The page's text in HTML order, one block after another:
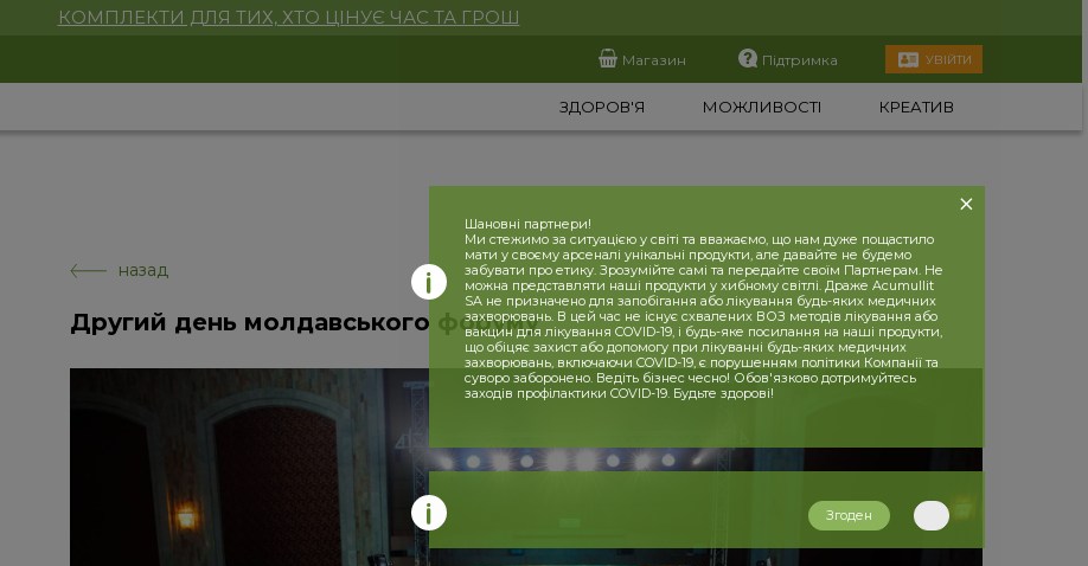
КОМПЛЕКТИ ДЛЯ ТИХ, ХТО ЦІНУЄ ЧАС ТА ГРОШ
Магазин Підтримка УВІЙТИ
ЗДОРОВ'Я МОЖЛИВОСТІ КРЕАТИВ
назад
Другий день молдавського форуму
Шановні партнери!
Ми стежимо за ситуацією у світі та вважаємо, що нам дуже пощастило
мати у своєму арсеналі унікальні продукти, але давайте не будемо
забувати про етику. Зрозумійте самі та передайте своїм Партнерам. Не
можна представляти наші продукти у хибному світлі. Драже Acumullit
SA не призначено для запобігання або лікування будь-яких медичних
захворювань. В цей час не існує схвалених ВОЗ методів лікування або
вакцин для лікування COVID-19, і будь-яке посилання на наші продукти,
що обіцяє захист або допомогу при лікуванні будь-яких медичних
захворювань, включаючи COVID-19, є порушенням політики Компанії та
суворо заборонено. Ведіть бізнес чесно! Обов'язково дотримуйтесь
заходів профілактики COVID-19. Будьте здорові!
Згоден